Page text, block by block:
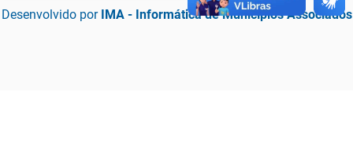
Desenvolvido por IMA - Informática de Municípios Associados